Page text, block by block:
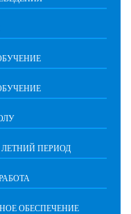
ЛЕТНИЙ ПЕРИОД
ОБЕСПЕЧЕНИЕ